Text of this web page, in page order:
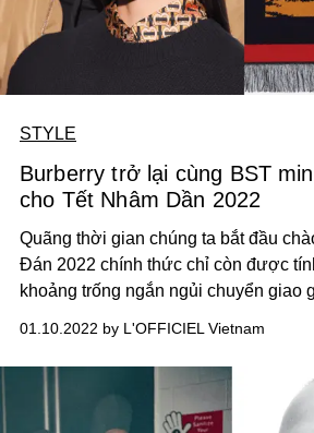
STYLE
Burberry trở lại cùng BST
cho Tết Nhâm Dần 2022
Quãng thời gian chúng ta bắt đầu
Đán 2022 chính thức chỉ còn được
khoảng trống ngắn ngủi chuyển giao
loạt các items liên quan tới hình ảnh
phương Đông.
01.10.2022 by L'OFFICIEL Vietnam